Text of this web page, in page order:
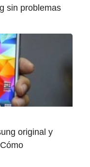
sin problemas
original y